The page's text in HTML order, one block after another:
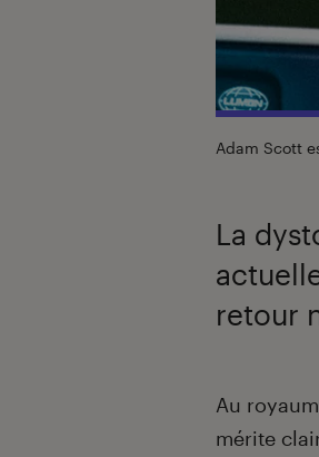
Adam Scott
La
retour
Au
mérite